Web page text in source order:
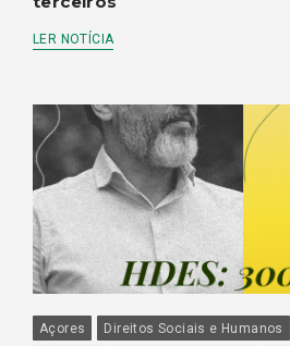
LER NOTÍCIA
Açores Direitos Sociais e Humanos